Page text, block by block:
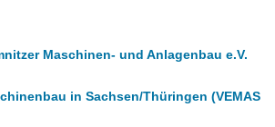
Maschinen- und Anlagenbau e.V.
in Sachsen/Thüringen (VEMAS